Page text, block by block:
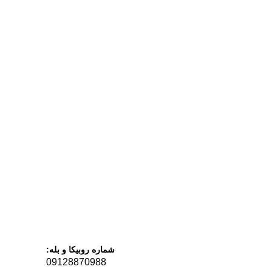
شماره روبیکا و بله:
09128870988